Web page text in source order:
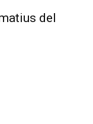
del